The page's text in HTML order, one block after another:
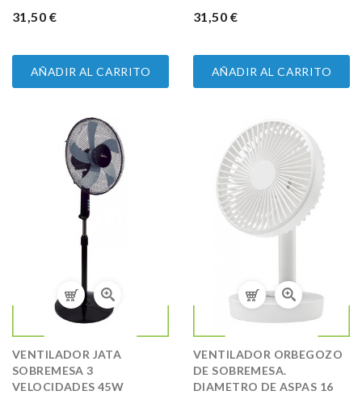
PRECIO
31,50 €
AÑADIR AL CARRITO
PRECIO
31,50 €
AÑADIR AL CARRITO
VENTILADOR JATA
SOBREMESA 3
VELOCIDADES 45W
VENTILADOR ORBEGOZO
DE SOBREMESA.
DIAMETRO DE ASPAS 16